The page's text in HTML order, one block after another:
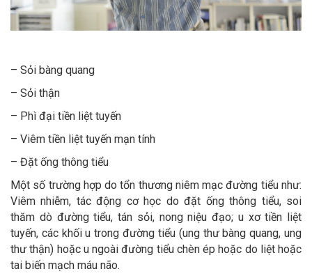
– Sỏi bàng quang
– Sỏi thận
– Phì đại tiền liệt tuyến
– Viêm tiền liệt tuyến mạn tính
– Đặt ống thông tiểu
Một số trường hợp do tổn thương niêm mạc đường tiểu như:
Viêm nhiễm, tác động cơ học do đặt ống thông tiểu, soi
thăm dò đường tiểu, tán sỏi, nong niệu đạo; u xơ tiền liệt
tuyến, các khối u trong đường tiểu (ung thư bàng quang, ung
thư thận) hoặc u ngoài đường tiểu chèn ép hoặc do liệt hoặc
tai biến mạch máu não.